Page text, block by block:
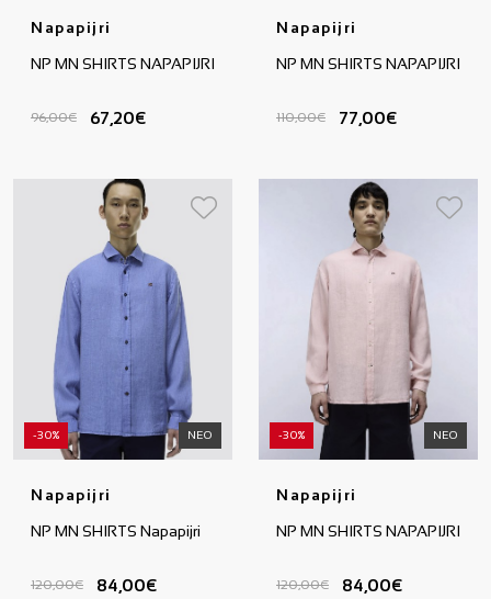
Napapijri
NP MN SHIRTS NAPAPIJRI
96,00€ 67,20€
Napapijri
NP MN SHIRTS NAPAPIJRI
110,00€ 77,00€
ΝΕΟ
-30%
Napapijri
NP MN SHIRTS Napapijri
120,00€ 84,00€
ΝΕΟ
-30%
Napapijri
NP MN SHIRTS NAPAPIJRI
120,00€ 84,00€